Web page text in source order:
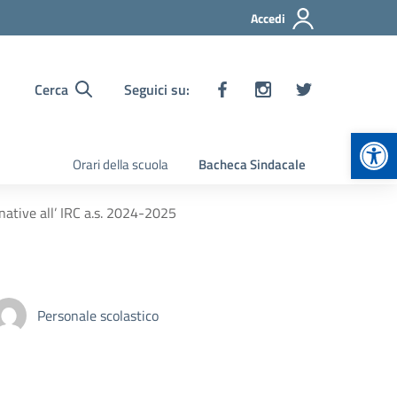
Accedi
Cerca Seguici su:
Orari della scuola Bacheca Sindacale
all’ IRC a.s. 2024-2025
Personale scolastico